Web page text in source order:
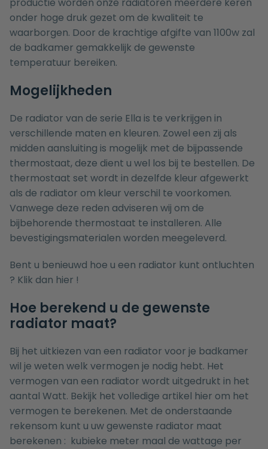
productie worden onze radiatoren meerdere keren
onder hoge druk gezet om de kwaliteit te
waarborgen. Door de krachtige afgifte van 1100w zal
de badkamer gemakkelijk de gewenste
temperatuur bereiken.
Mogelijkheden
De radiator van de serie Ella is te verkrijgen in
verschillende maten en kleuren. Zowel een zij als
midden aansluiting is mogelijk met de bijpassende
thermostaat, deze dient u wel los bij te bestellen. De
thermostaat set wordt in dezelfde kleur afgewerkt
als de radiator om kleur verschil te voorkomen.
Vanwege deze reden adviseren wij om de
bijbehorende thermostaat te installeren. Alle
bevestigingsmaterialen worden meegeleverd.
Bent u benieuwd hoe u een radiator kunt ontluchten
? Klik dan hier !
Hoe berekend u de gewenste
radiator maat?
Bij het uitkiezen van een radiator voor je badkamer
wil je weten welk vermogen je nodig hebt. Het
vermogen van een radiator wordt uitgedrukt in het
aantal Watt. Bekijk het volledige artikel hier om het
vermogen te berekenen. Met de onderstaande
rekensom kunt u uw gewenste radiator maat
berekenen : kubieke meter maal de wattage per